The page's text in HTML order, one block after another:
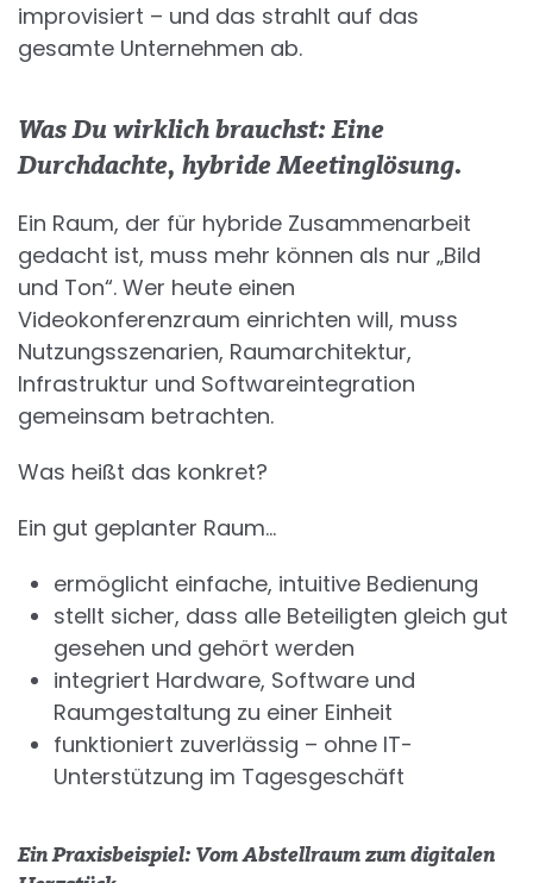
improvisiert – und das strahlt auf das
gesamte Unternehmen ab.
Was Du wirklich brauchst: Eine
Durchdachte, hybride Meetinglösung.
Ein Raum, der für hybride Zusammenarbeit
gedacht ist, muss mehr können als nur „Bild
und Ton“. Wer heute einen
Videokonferenzraum einrichten will, muss
Nutzungsszenarien, Raumarchitektur,
Infrastruktur und Softwareintegration
gemeinsam betrachten.
Was heißt das konkret?
Ein gut geplanter Raum…
ermöglicht einfache, intuitive Bedienung
stellt sicher, dass alle Beteiligten gleich gut
gesehen und gehört werden
integriert Hardware, Software und
Raumgestaltung zu einer Einheit
funktioniert zuverlässig – ohne IT-
Unterstützung im Tagesgeschäft
Ein Praxisbeispiel: Vom Abstellraum zum digitalen